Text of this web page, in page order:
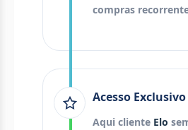
compras
Acesso Exclusivo
Aqui cliente Elo